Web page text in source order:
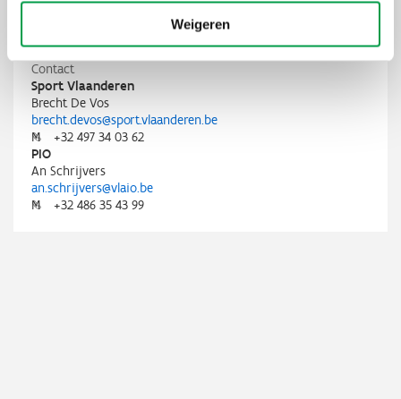
Weigeren
Aanbesteding
Contact
Sport Vlaanderen
Brecht De Vos
brecht.devos@sport.vlaanderen.be
M
+32 497 34 03 62
PIO
An Schrijvers
an.schrijvers@vlaio.be
M
+32 486 35 43 99